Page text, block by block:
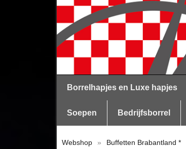
Borrelhapjes en Luxe hapjes
Soepen Bedrijfsborrel
Webshop » Buffetten Brabantland *